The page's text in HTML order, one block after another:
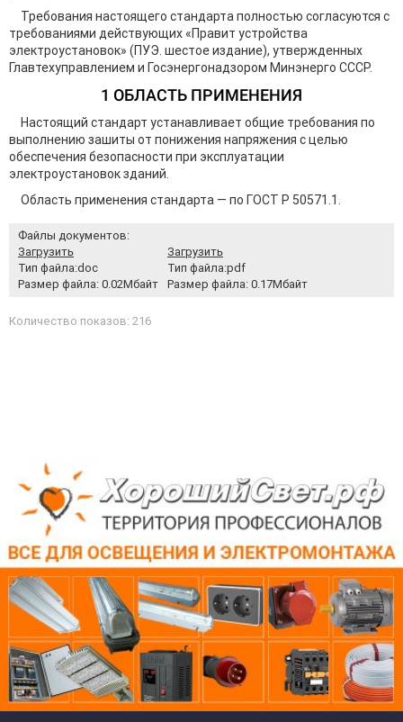
Требования настоящего стандарта полностью согласуются с
требованиями действующих «Правит устройства
электроустановок» (ПУЭ. шестое издание), утвержденных
Главтехуправлением и Госэнергонадзором Минэнерго СССР.
1 ОБЛАСТЬ ПРИМЕНЕНИЯ
Настоящий стандарт устанавливает общие требования по
выполнению зашиты от понижения напряжения с целью
обеспечения безопасности при эксплуатации
электроустановок зданий.
Область применения стандарта — по ГОСТ Р 50571.1.
Файлы документов:
Загрузить
Тип файла:doc
Размер файла: 0.02Мбайт
Загрузить
Тип файла:pdf
Размер файла: 0.17Мбайт
Количество показов: 216